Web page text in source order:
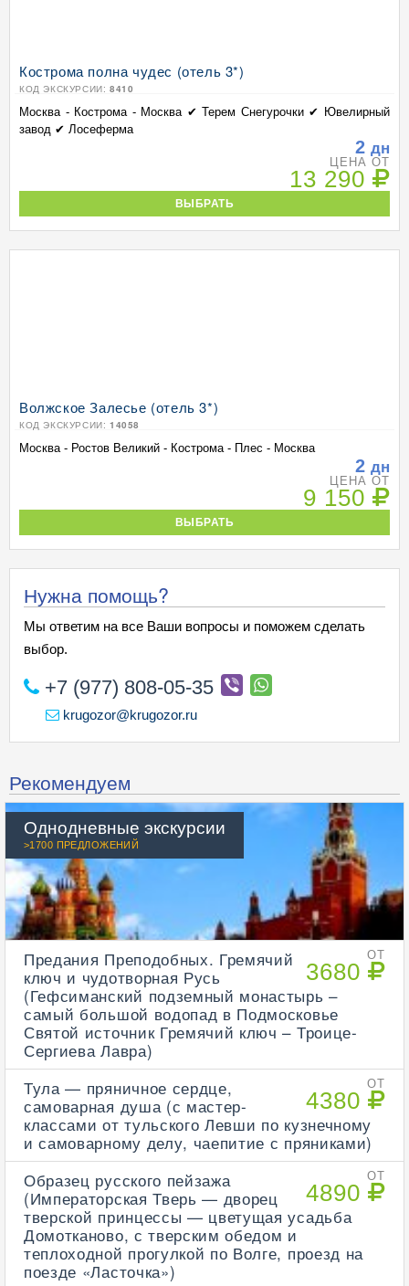
Кострома полна чудес (отель 3*)
КОД ЭКСКУРСИИ: 8410
Москва - Кострома - Москва ✔ Терем Снегурочки ✔ Ювелирный
завод ✔ Лосеферма
2 дн
ЦЕНА ОТ
13 290
ВЫБРАТЬ
Волжское Залесье (отель 3*)
КОД ЭКСКУРСИИ: 14058
Москва - Ростов Великий - Кострома - Плес - Москва
2 дн
ЦЕНА ОТ
9 150
ВЫБРАТЬ
Нужна помощь?
Мы ответим на все Ваши вопросы и поможем сделать
выбор.
+7 (977) 808-05-35
krugozor@krugozor.ru
Рекомендуем
Однодневные экскурсии
>1700 ПРЕДЛОЖЕНИЙ
ОТ
3680
Предания Преподобных. Гремячий
ключ и чудотворная Русь
(Гефсиманский подземный монастырь –
самый большой водопад в Подмосковье
Святой источник Гремячий ключ – Троице-
Сергиева Лавра)
ОТ
4380
Тула — пряничное сердце,
самоварная душа (с мастер-
классами от тульского Левши по кузнечному
и самоварному делу, чаепитие с пряниками)
ОТ
4890
Образец русского пейзажа
(Императорская Тверь — дворец
тверской принцессы — цветущая усадьба
Домотканово, с тверским обедом и
теплоходной прогулкой по Волге, проезд на
поезде «Ласточка»)